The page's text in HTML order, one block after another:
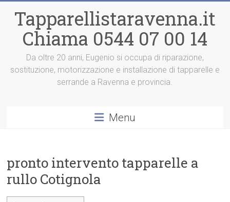
contenuto
Tapparellistaravenna.it
Chiama 0544 07 00 14
Da oltre 20 anni, Eugenio si occupa di riparazione,
sostituzione, motorizzazione e installazione di tapparelle e
serrande a Ravenna e provincia.
Menu
pronto intervento tapparelle a
rullo Cotignola